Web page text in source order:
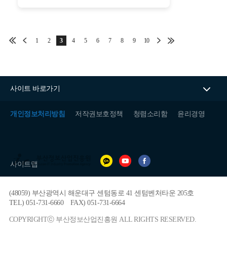
1 2 3 4 5 6 7 8 9 10
개인정보처리방침 저작권보호정책 청렴소리함 윤리경영
사이트맵
사이트 바로가기
부
정
산
업
흥
원
(48059) 부산광역시 해운대구 센텀동로 41 센텀벤처타운 205호
TEL) 051-731-6660
FAX) 051-731-6664
COPYRIGHTⓒ 부산정보산업진흥원 ALL RIGHTS RESERVED.